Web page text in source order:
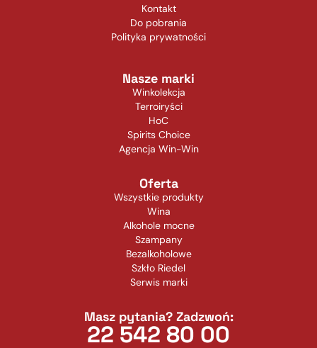
Kontakt
Do pobrania
Polityka prywatności
Nasze marki
Winkolekcja
Terroiryści
HoC
Spirits Choice
Agencja Win-Win
Oferta
Wszystkie produkty
Wina
Alkohole mocne
Szampany
Bezalkoholowe
Szkło Riedel
Serwis marki
Masz pytania? Zadzwoń:
22 542 80 00